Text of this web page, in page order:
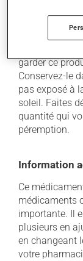
Conservation
garder ce
Conservez-le
pas exposé à
soleil. Faites
quantité qui
péremption.
Information
Ce
médicaments
importante. Il
plusieurs en
en changeant
votre